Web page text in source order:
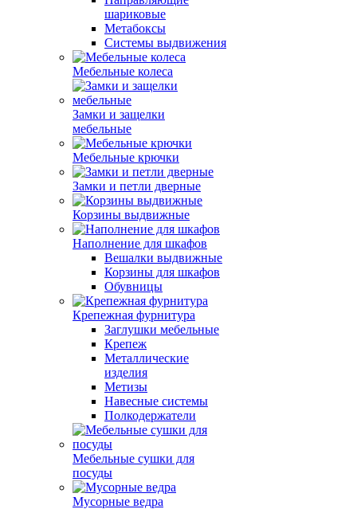
шариковые
Метабоксы
Системы выдвижения
Мебельные колеса
Замки и защелки
мебельные
Мебельные крючки
Замки и петли дверные
Корзины выдвижные
Наполнение для шкафов
Вешалки выдвижные
Корзины для шкафов
Обувницы
Крепежная фурнитура
Заглушки мебельные
Крепеж
Металлические
изделия
Метизы
Навесные системы
Полкодержатели
Мебельные сушки для
посуды
Мусорные ведра